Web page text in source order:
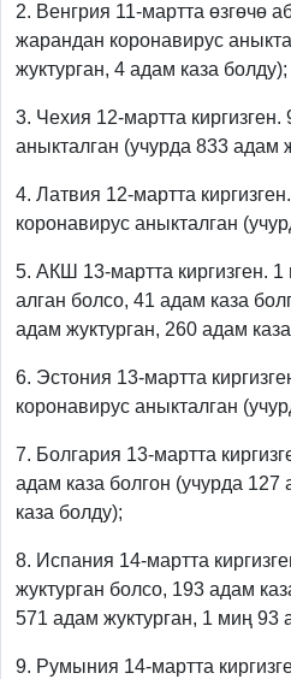
2. Венгрия 11-мартта өзгөчө
жарандан коронавирус
жуктурган, 4 адам каза болду);
3. Чехия 12-мартта
аныкталган (учурда 833 адам
4. Латвия 12-мартта
коронавирус аныкталган
5. АКШ 13-мартта киргизген.
алган болсо, 41 адам каза
адам жуктурган, 260 адам
6. Эстония 13-мартта
коронавирус аныкталган
7. Болгария 13-мартта
адам каза болгон (учурда 127
каза болду);
8. Испания 14-мартта
жуктурган болсо, 193 адам
571 адам жуктурган, 1 миң 93
9. Румыния 14-мартта